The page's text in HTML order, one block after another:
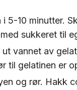
5-10 minutter.
sukkeret til
vannet av
til gelatinen er
og rør. Hakk